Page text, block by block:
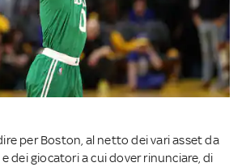
per Boston, al netto dei vari asset da
dei giocatori a cui dover rinunciare, di